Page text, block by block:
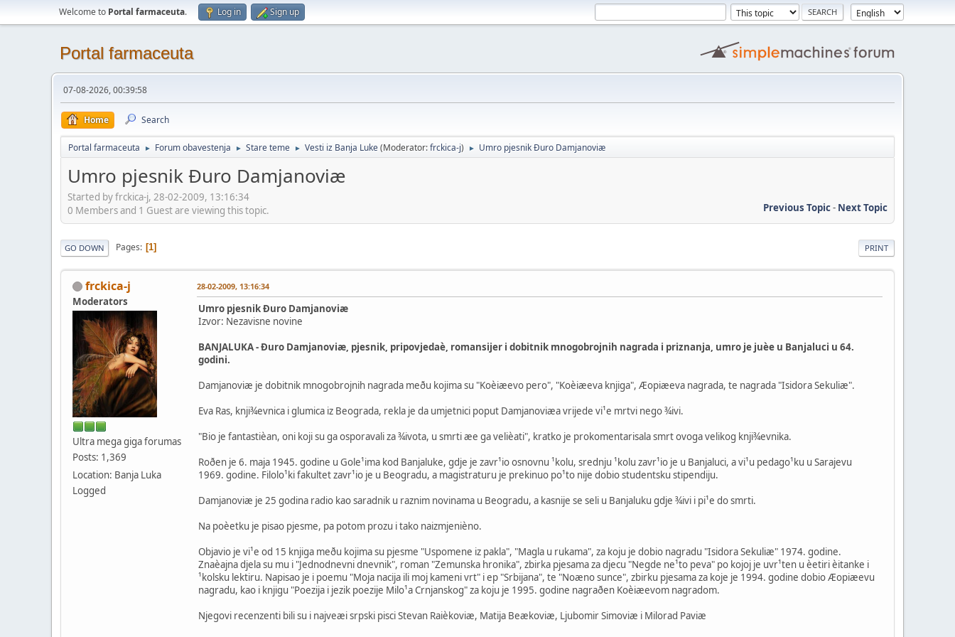
Welcome to Portal farmaceuta. Log in Sign up
Portal farmaceuta
07-08-2026, 00:39:58
Home Search
Portal farmaceuta ► Forum obavestenja ► Stare teme ► Vesti iz Banja Luke(Moderator:frckica-j) ► Umro pjesnik Ðuro Damjanoviæ
Umro pjesnik Ðuro Damjanoviæ
Started by frckica-j, 28-02-2009, 13:16:34
Previous Topic- Next Topic
0 Members and 1 Guest are viewing this topic.
PRINT
GO DOWN Pages 1
frckica-j
Moderators
Ultra mega giga forumas
Posts: 1,369
Location: Banja Luka
Logged
28-02-2009, 13:16:34
Umro pjesnik Ðuro Damjanoviæ
Izvor: Nezavisne novine
BANJALUKA - Ðuro Damjanoviæ, pjesnik, pripovjedaè, romansijer i dobitnik mnogobrojnih nagrada i priznanja, umro je juèe u Banjaluci u 64.
godini.
Damjanoviæ je dobitnik mnogobrojnih nagrada meðu kojima su "Koèiæevo pero", "Koèiæeva knjiga", Æopiæeva nagrada, te nagrada "Isidora Sekuliæ".
Eva Ras, knji¾evnica i glumica iz Beograda, rekla je da umjetnici poput Damjanoviæa vrijede vi¹e mrtvi nego ¾ivi.
"Bio je fantastièan, oni koji su ga osporavali za ¾ivota, u smrti æe ga velièati", kratko je prokomentarisala smrt ovoga velikog knji¾evnika.
Roðen je 6. maja 1945. godine u Gole¹ima kod Banjaluke, gdje je zavr¹io osnovnu ¹kolu, srednju ¹kolu zavr¹io je u Banjaluci, a vi¹u pedago¹ku u Sarajevu
1969. godine. Filolo¹ki fakultet zavr¹io je u Beogradu, a magistraturu je prekinuo po¹to nije dobio studentsku stipendiju.
Damjanoviæ je 25 godina radio kao saradnik u raznim novinama u Beogradu, a kasnije se seli u Banjaluku gdje ¾ivi i pi¹e do smrti.
Na poèetku je pisao pjesme, pa potom prozu i tako naizmjenièno.
Objavio je vi¹e od 15 knjiga meðu kojima su pjesme "Uspomene iz pakla", "Magla u rukama", za koju je dobio nagradu "Isidora Sekuliæ" 1974. godine.
Znaèajna djela su mu i "Jednodnevni dnevnik", roman "Zemunska hronika", zbirka pjesama za djecu "Negde ne¹to peva" po kojoj je uvr¹ten u èetiri èitanke i
¹kolsku lektiru. Napisao je i poemu "Moja nacija ili moj kameni vrt" i ep "Srbijana", te "Noæno sunce", zbirku pjesama za koje je 1994. godine dobio Æopiæevu
nagradu, kao i knjigu "Poezija i jezik poezije Milo¹a Crnjanskog" za koju je 1995. godine nagraðen Koèiæevom nagradom.
Njegovi recenzenti bili su i najveæi srpski pisci Stevan Raièkoviæ, Matija Beækoviæ, Ljubomir Simoviæ i Milorad Paviæ